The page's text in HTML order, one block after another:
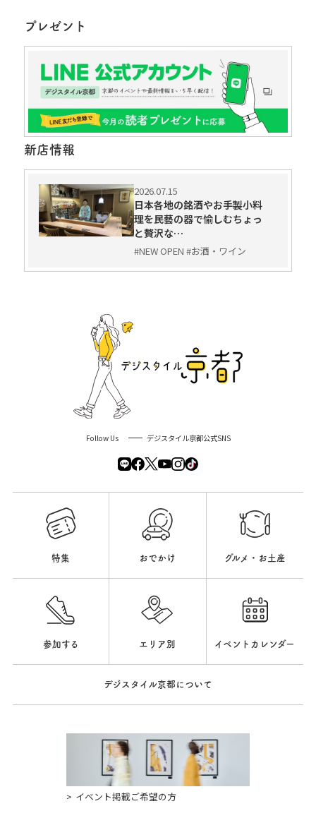
プレゼント
新店情報
2026.07.15
日本各地の銘酒やお手製小料
理を民藝の器で愉しむちょっ
と贅沢な…
#NEW OPEN #お酒・ワイン
Follow Us デジスタイル京都公式SNS
特集 おでかけ グルメ・お土産
参加する エリア別 イベントカレンダー
デジスタイル京都について
イベント掲載ご希望の方